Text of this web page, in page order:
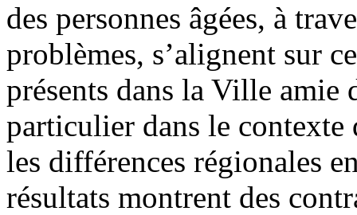
des personnes âgées, à
problèmes, s’alignent sur
présents dans la Ville amie
particulier dans le
les différences régionales
résultats montrent des